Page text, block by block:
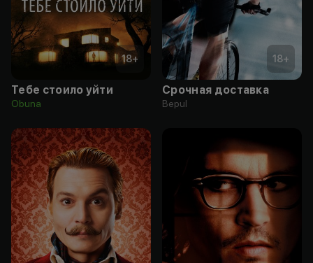
18+
Тебе стоило уйти
Obuna
18+
Срочная доставка
Bepul